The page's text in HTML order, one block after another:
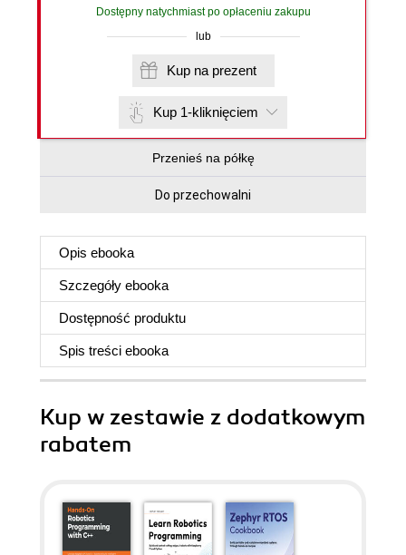
Dostępny natychmiast po opłaceniu zakupu
lub
Kup na prezent
Kup 1-kliknięciem
Przenieś na półkę
Do przechowalni
Opis ebooka
Szczegóły ebooka
Dostępność produktu
Spis treści ebooka
Kup w zestawie z dodatkowym
rabatem